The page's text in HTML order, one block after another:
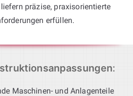
präzise, praxisorientierte
erfüllen.
:
Maschinen- und Anlagenteile